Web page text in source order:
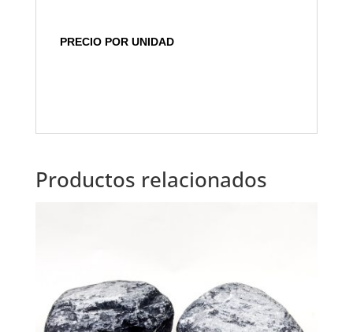
PRECIO POR UNIDAD
Productos relacionados